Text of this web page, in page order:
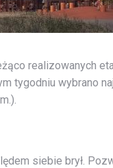
realizowanych
tygodniu wybrano
siebie brył.